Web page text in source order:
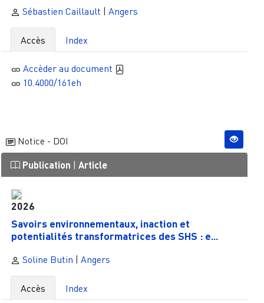
Sébastien Caillault | Angers
Accès Index
Accèder au document
10.4000/161eh
Notice - DOI
Publication Article
2026
Savoirs environnementaux, inaction et
potentialités transformatrices des SHS : e...
Soline Butin | Angers
Accès Index